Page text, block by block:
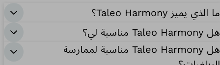
ما الذي يميز Taleo Harmony؟
هل Taleo Harmony مناسبة لي؟
هل Taleo Harmony مناسبة لممارسة